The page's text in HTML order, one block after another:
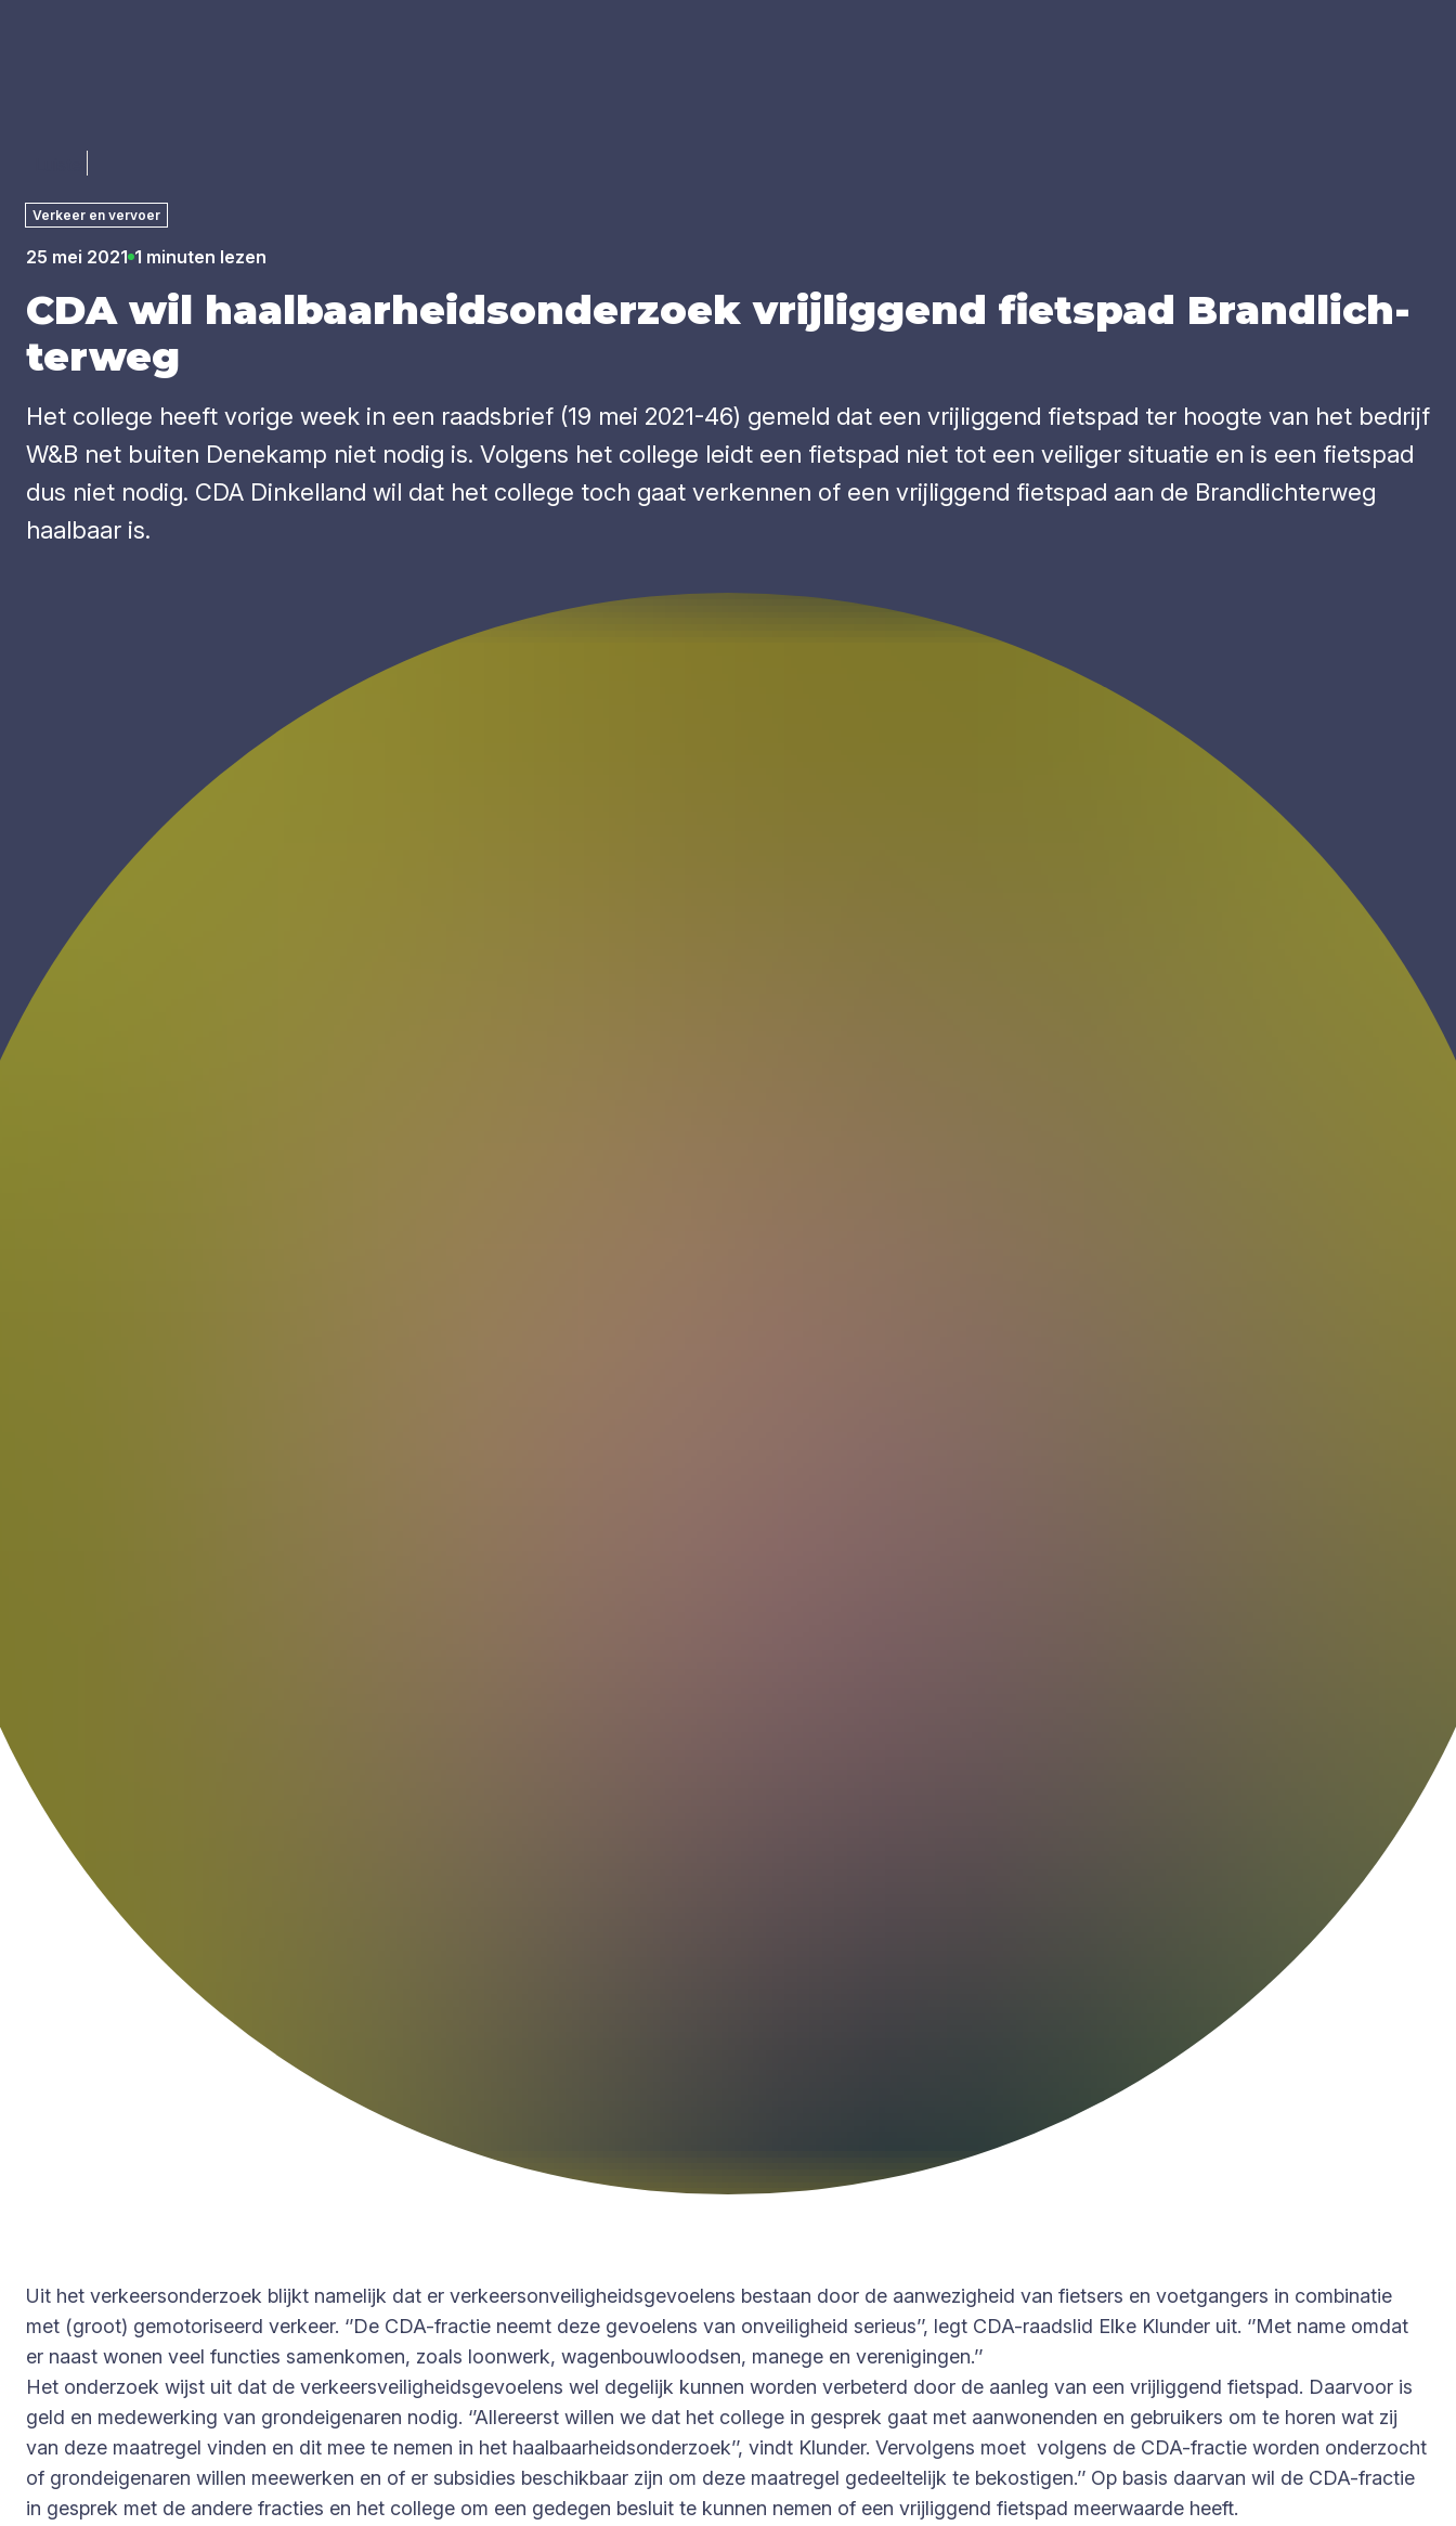
Verkeer en vervoer
25 mei 2021 1 minuten lezen
CDAwil haal­baar­heids­on­der­zoek vrij­lig­gend fiets­pad Brand­lich­
ter­weg
Het college heeft vorige week in een raadsbrief (19 mei 2021-46) gemeld dat een vrijliggend fietspad ter hoogte van het bedrijf
W&B net buiten Denekamp niet nodig is. Volgens het college leidt een fietspad niet tot een veiliger situatie en is een fietspad
dus niet nodig. CDA Dinkelland wil dat het college toch gaat verkennen of een vrijliggend fietspad aan de Brandlichterweg
haalbaar is.
Uit het verkeersonderzoek blijkt namelijk dat er verkeersonveiligheidsgevoelens bestaan door de aanwezigheid van fietsers en voetgangers in combinatie
met (groot) gemotoriseerd verkeer. ‘’De CDA-fractie neemt deze gevoelens van onveiligheid serieus’’, legt CDA-raadslid Elke Klunder uit. ‘’Met name omdat
er naast wonen veel functies samenkomen, zoals loonwerk, wagenbouwloodsen, manege en verenigingen.’’
Het onderzoek wijst uit dat de verkeersveiligheidsgevoelens wel degelijk kunnen worden verbeterd door de aanleg van een vrijliggend fietspad. Daarvoor is
geld en medewerking van grondeigenaren nodig. ‘’Allereerst willen we dat het college in gesprek gaat met aanwonenden en gebruikers om te horen wat zij
van deze maatregel vinden en dit mee te nemen in het haalbaarheidsonderzoek’’, vindt Klunder. Vervolgens moet volgens de CDA-fractie worden onderzocht
of grondeigenaren willen meewerken en of er subsidies beschikbaar zijn om deze maatregel gedeeltelijk te bekostigen.’’ Op basis daarvan wil de CDA-fractie
in gesprek met de andere fracties en het college om een gedegen besluit te kunnen nemen of een vrijliggend fietspad meerwaarde heeft.